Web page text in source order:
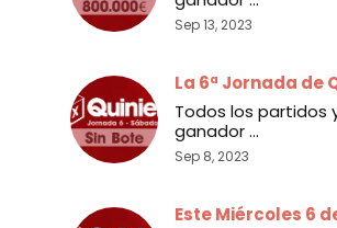
Sep 13, 2023
La 6ª Jornada de
Todos los partidos
ganador ...
Sep 8, 2023
Este Miércoles 6